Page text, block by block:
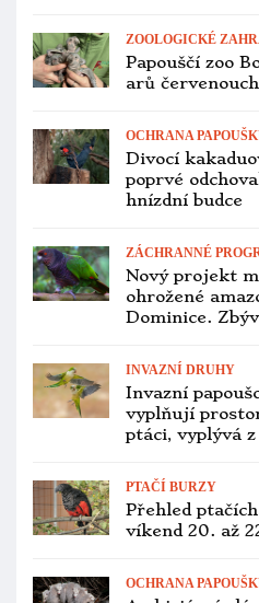
Nikoli Petr
povede Lenka
podřízená
ZOOLOGICKÉ
Pražskou zoo
milionu lidí.
zahradám?
PTAČÍ BURZY
Přehled
víkend 23. až
Novým
Petr Štěpánek,
zelených
Hradec
kvůli ptačí
písníku
VETERINA